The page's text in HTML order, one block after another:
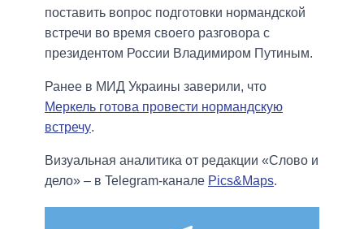
поставить вопрос подготовки нормандской
встречи во время своего разговора с
президентом России Владимиром Путиным.
Ранее в МИД Украины заверили, что
Меркель готова провести нормандскую
встречу.
Визуальная аналитика от редакции «Слово и
дело» – в Telegram-канале Pics&Maps.